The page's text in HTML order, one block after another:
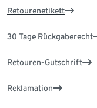
Retourenetikett
30 Tage Rückgaberecht
Retouren-Gutschrift
Reklamation